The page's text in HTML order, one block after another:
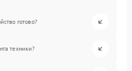
готово?
техники?